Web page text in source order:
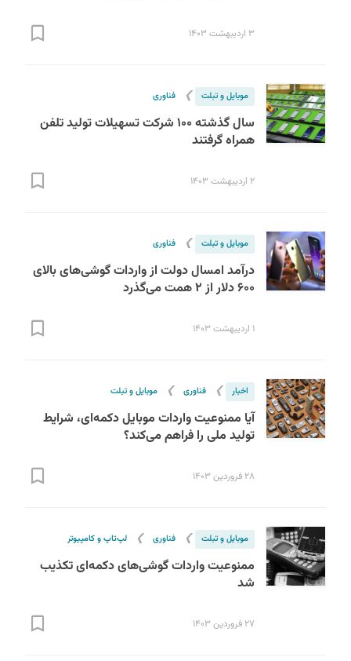
۳ اردیبهشت ۱۴۰۳
موبایل و تبلت ❯ فناوری
سال گذشته ۱۰۰ شرکت تسهیلات تولید تلفن
همراه گرفتند
۲ اردیبهشت ۱۴۰۳
موبایل و تبلت ❯ فناوری
درآمد امسال دولت از واردات گوشی‌های بالای
۶۰۰ دلار از ۲ همت می‌گذرد
۱ اردیبهشت ۱۴۰۳
اخبار ❯ فناوری ❯ موبایل و تبلت
آیا ممنوعیت واردات موبایل دکمه‌ای، شرایط
تولید ملی را فراهم می‌کند؟
۲۸ فروردین ۱۴۰۳
موبایل و تبلت ❯ فناوری ❯ لپ‌تاپ و کامپیوتر
ممنوعیت واردات گوشی‌های دکمه‌ای تکذیب
شد
۲۷ فروردین ۱۴۰۳